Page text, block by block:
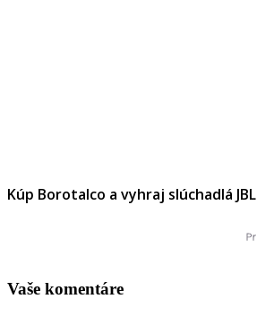
Kúp Borotalco a vyhraj slúchadlá JBL
Vaše komentáre